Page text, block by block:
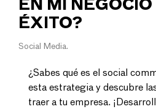
EN MI NEGOCIO
ÉXITO?
Social Media
¿Sabes qué es el social
esta estrategia y descubre
traer a tu empresa.